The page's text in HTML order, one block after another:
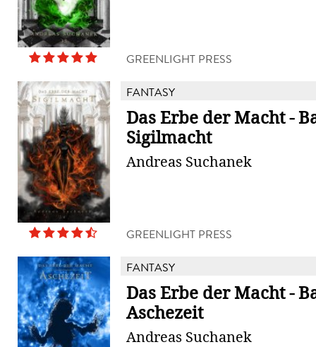
GREENLIGHT PRESS
FANTASY
Das Erbe der Macht -
Sigilmacht
Andreas Suchanek
GREENLIGHT PRESS
FANTASY
Das Erbe der Macht -
Aschezeit
Andreas Suchanek